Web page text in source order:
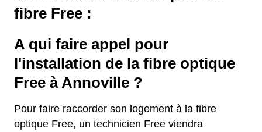
fibre Free :
A qui faire appel pour
l'installation de la fibre optique
Free à Annoville ?
Pour faire raccorder son logement à la fibre
optique Free, un technicien Free viendra